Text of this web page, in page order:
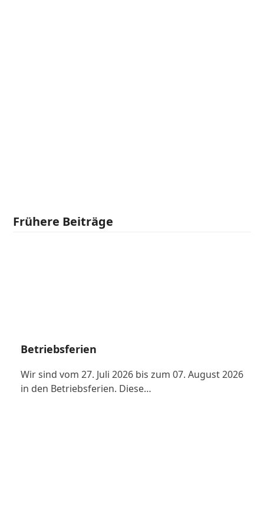
Frühere Beiträge
Betriebsferien
Wir sind vom 27. Juli 2026 bis zum 07. August 2026
in den Betriebsferien. Diese…